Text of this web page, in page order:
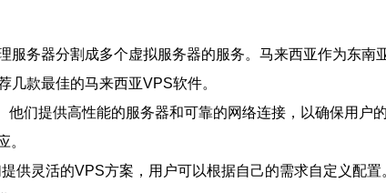
务器分割成多个虚拟服务器的服务。马来西亚作为东南
款最佳的马来西亚VPS软件。
们提供高性能的服务器和可靠的网络连接，以确保用户
。
供灵活的VPS方案，用户可以根据自己的需求自定义配